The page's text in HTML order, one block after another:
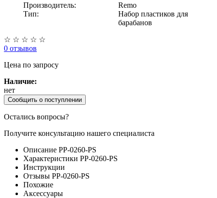
Производитель:
Remo
Тип:
Набор пластиков для
барабанов
☆ ☆ ☆ ☆ ☆
0 отзывов
Цена по запросу
Наличие:
нет
Сообщить о поступлении
Остались вопросы?
Получите консультацию нашего специалиста
Описание PP-0260-PS
Характеристики PP-0260-PS
Инструкции
Отзывы PP-0260-PS
Похожие
Аксессуары